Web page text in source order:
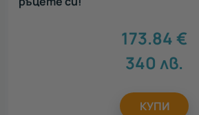
173.84€
340 лв.
КУПИ